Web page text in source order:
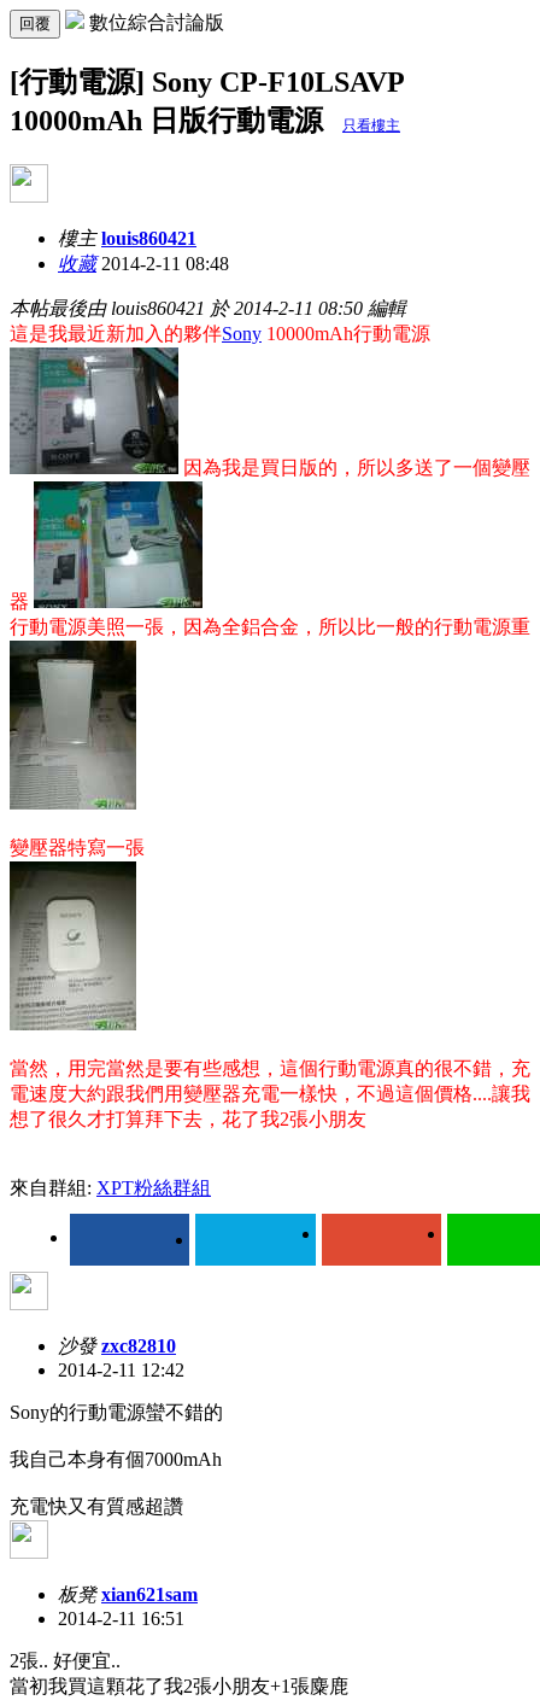
回覆 數位綜合討論版
[行動電源] Sony CP-F10LSAVP
10000mAh 日版行動電源
只看樓主
樓主 louis860421
收藏2014-2-11 08:48
本帖最後由 louis860421 於 2014-2-11 08:50 編輯
這是我最近新加入的夥伴Sony 10000mAh行動電源
因為我是買日版的，所以多送了一個變壓
器
行動電源美照一張，因為全鋁合金，所以比一般的行動電源重
變壓器特寫一張
當然，用完當然是要有些感想，這個行動電源真的很不錯，充
電速度大約跟我們用變壓器充電一樣快，不過這個價格....讓我
想了很久才打算拜下去，花了我2張小朋友
來自群組: XPT粉絲群組
沙發 zxc82810
2014-2-11 12:42
Sony的行動電源蠻不錯的
我自己本身有個7000mAh
充電快又有質感超讚
板凳 xian621sam
2014-2-11 16:51
2張.. 好便宜..
當初我買這顆花了我2張小朋友+1張麋鹿